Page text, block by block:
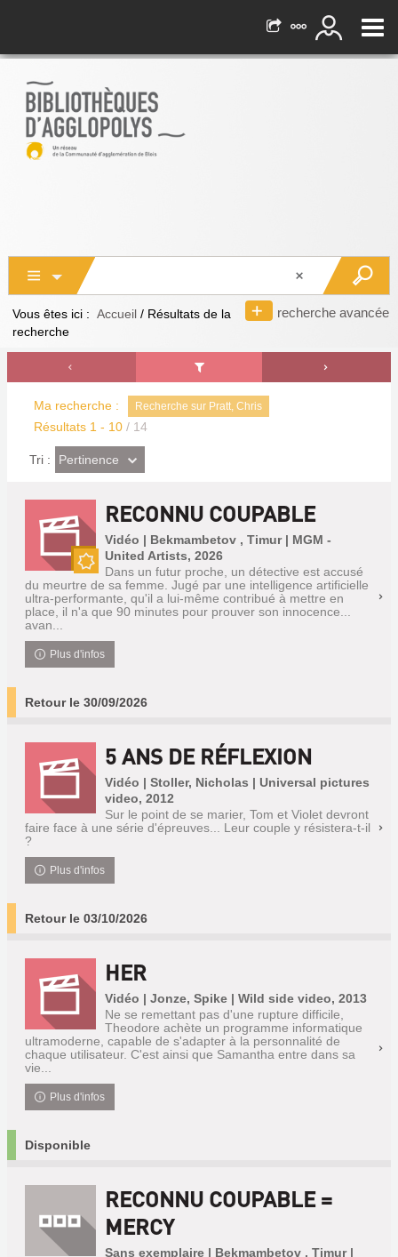
recherche avancée
Vous êtes ici : Accueil / Résultats de la
recherche
Ma recherche : Recherche sur Pratt, Chris
Résultats 1 - 10 / 14
Tri : (Effet
imédiat)
Pertinence
Nouveauté
RECONNU COUPABLE
Vidéo | Bekmambetov , Timur | MGM -
United Artists, 2026
Dans un futur proche, un détective est accusé
du meurtre de sa femme. Jugé par une intelligence artificielle
ultra-performante, qu'il a lui-même contribué à mettre en
place, il n'a que 90 minutes pour prouver son innocence...
avan...
Plus d'infos
Retour le 30/09/2026
5 ANS DE RÉFLEXION
Vidéo | Stoller, Nicholas | Universal pictures
video, 2012
Sur le point de se marier, Tom et Violet devront
faire face à une série d'épreuves... Leur couple y résistera-t-il
?
Plus d'infos
Retour le 03/10/2026
HER
Vidéo | Jonze, Spike | Wild side video, 2013
Ne se remettant pas d'une rupture difficile,
Theodore achète un programme informatique
ultramoderne, capable de s'adapter à la personnalité de
chaque utilisateur. C'est ainsi que Samantha entre dans sa
vie...
Plus d'infos
Disponible
RECONNU COUPABLE =
MERCY
Sans exemplaire | Bekmambetov , Timur |